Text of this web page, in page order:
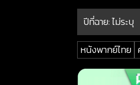
ปีที่ฉาย:ไม่ระบุ
หนังพากย์ไทย